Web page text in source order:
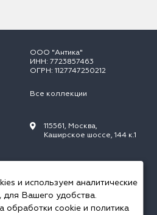
ООО "Антика"
ИНН: 7723857463
ОГРН: 1127747250212
Все коллекции
115561, Москва,
Каширское шоссе, 144 к.1
и используем аналитические
для Вашего удобства.
обработки cookieи политика